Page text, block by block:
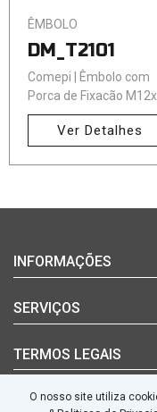
Login
(+351)
(chamada
para
rede
ÊMBOLO
DM_T2101
Comepi | Êmbolo com
Porca de Fixação
Ver Detalhes
O nosso site utiliza
INFORMAÇÕES
Marcas
Documentos Técnicos
Notícias
Blog
SERVIÇOS
Quem Somos
Contactos
TERMOS LEGAIS
Termos e Condições
SEGUE-NOS